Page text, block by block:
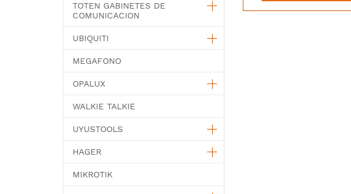
TOTEN GABINETES DE
COMUNICACION
UBIQUITI
MEGAFONO
OPALUX
WALKIE TALKIE
UYUSTOOLS
HAGER
MIKROTIK